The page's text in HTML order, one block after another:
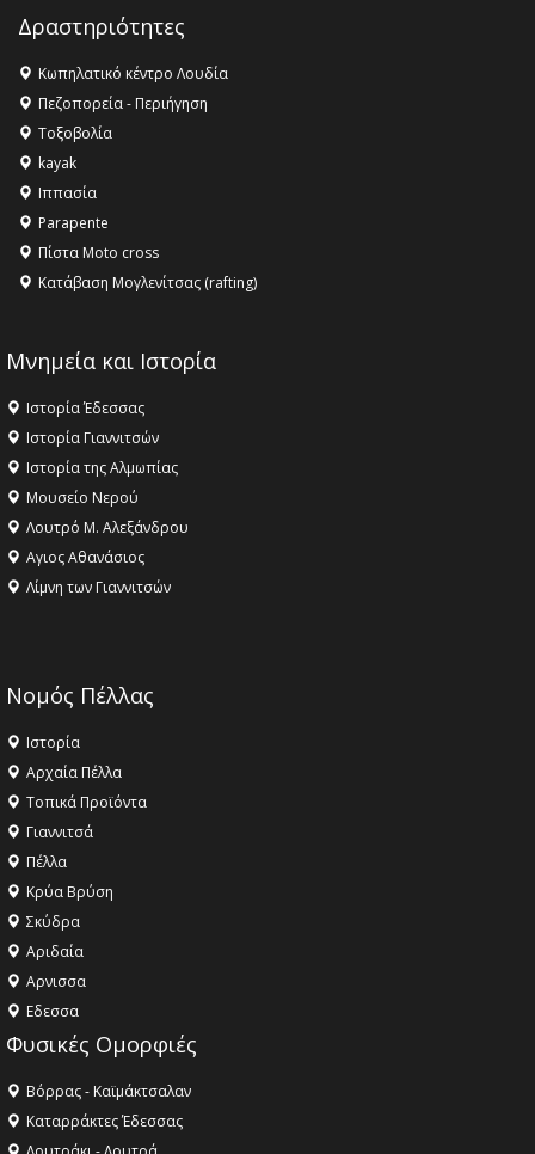
Δραστηριότητες
Κωπηλατικό κέντρο Λουδία
Πεζοπορεία - Περιήγηση
Τοξοβολία
kayak
Ιππασία
Parapente
Πίστα Moto cross
Κατάβαση Μογλενίτσας (rafting)
Μνημεία και Ιστορία
Ιστορία Έδεσσας
Ιστορία Γιαννιτσών
Ιστορία της Αλμωπίας
Μουσείο Νερού
Λουτρό Μ. Αλεξάνδρου
Αγιος Αθανάσιος
Λίμνη των Γιαννιτσών
Νομός Πέλλας
Ιστορία
Αρχαία Πέλλα
Τοπικά Προϊόντα
Γιαννιτσά
Πέλλα
Κρύα Βρύση
Σκύδρα
Αριδαία
Aρνισσα
Eδεσσα
Φυσικές Ομορφιές
Βόρρας - Καϊμάκτσαλαν
Καταρράκτες Έδεσσας